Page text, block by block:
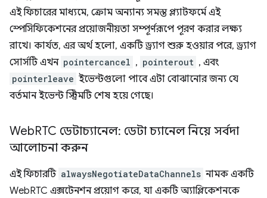
এই ফিচারের মাধ্যমে, ক্রোম অন্যান্য সমস্ত প্ল্যাটফর্মে এই
স্পেসিফিকেশনের প্রয়োজনীয়তা সম্পূর্ণরূপে পূরণ করার লক্ষ্য
রাখে। কার্যত, এর অর্থ হলো, একটি ড্র্যাগ শুরু হওয়ার পরে, ড্র্যাগ
সোর্সটি এখন pointercancel , pointerout , এবং
pointerleave ইভেন্টগুলো পাবে এটা বোঝানোর জন্য যে
বর্তমান ইভেন্ট স্ট্রিমটি শেষ হয়ে গেছে।
WebRTC ডেটাচ্যানেল: ডেটা চ্যানেল নিয়ে সর্বদা
আলোচনা করুন
এই ফিচারটি alwaysNegotiateDataChannels নামক একটি
WebRTC এক্সটেনশন প্রয়োগ করে, যা একটি অ্যাপ্লিকেশনকে